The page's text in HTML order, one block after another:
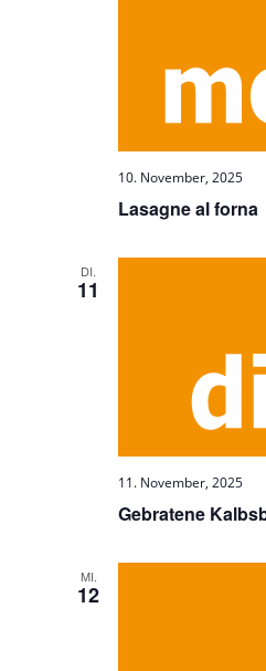
Lasagne al forna
10. November, 2025
DI.
11
Gebratene
11. November, 2025
MI.
12